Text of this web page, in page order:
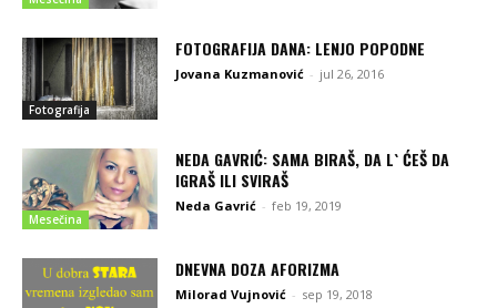
Fotografija
FOTOGRAFIJA DANA: LENJO POPODNE
Jovana Kuzmanović - jul 26, 2016
Mesečina
NEDA GAVRIĆ: SAMA BIRAŠ, DA L` ĆEŠ DA
IGRAŠ ILI SVIRAŠ
Neda Gavrić - feb 19, 2019
DNEVNA DOZA AFORIZMA
Milorad Vujnović - sep 19, 2018